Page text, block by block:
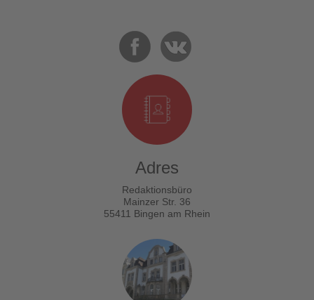
Adres
Redaktionsbüro
Mainzer Str. 36
55411 Bingen am Rhein